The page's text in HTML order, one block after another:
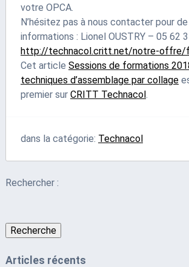
votre OPCA.
N’hésitez pas à nous contacter pour
informations : Lionel OUSTRY – 05 62
http://technacol.critt.net/notre-offre/
Cet article Sessions de formations
techniques d’assemblage par collage
premier sur CRITT Technacol.
dans la catégorie: Technacol
Rechercher :
Recherche
Articles récents